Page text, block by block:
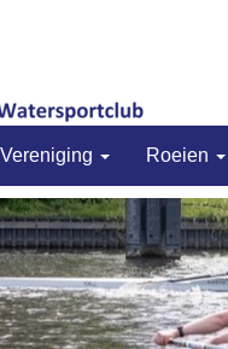
Vereniging Roeien